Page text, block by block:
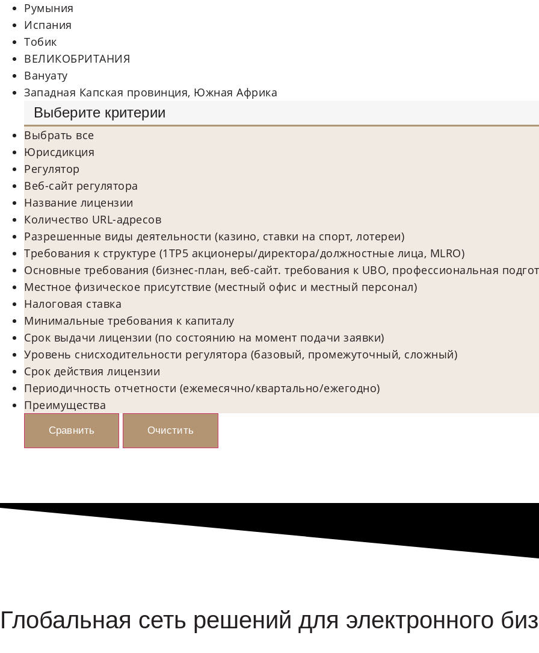
Румыния
Испания
Тобик
ВЕЛИКОБРИТАНИЯ
Вануату
Западная Капская провинция, Южная Африка
Выберите критерии
Выбрать все
Юрисдикция
Регулятор
Веб-сайт регулятора
Название лицензии
Количество URL-адресов
Разрешенные виды деятельности (казино, ставки на спорт, лотереи)
Требования к структуре (1TP5 акционеры/директора/должностные лица, MLRO)
Основные требования (бизнес-план, веб-сайт. требования к UBO, профессиональная
Местное физическое присутствие (местный офис и местный персонал)
Налоговая ставка
Минимальные требования к капиталу
Срок выдачи лицензии (по состоянию на момент подачи заявки)
Уровень снисходительности регулятора (базовый, промежуточный, сложный)
Срок действия лицензии
Периодичность отчетности (ежемесячно/квартально/ежегодно)
Преимущества
Сравнить Очистить
Глобальная сеть решений для электронного